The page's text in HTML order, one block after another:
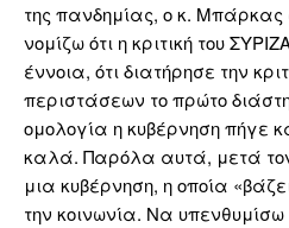
της πανδημίας, ο κ. Μπάρκας
νομίζω ότι η κριτική του
έννοια, ότι διατήρησε την
περιστάσεων το πρώτο
ομολογία η κυβέρνηση πήγε
καλά. Παρόλα αυτά, μετά
μια κυβέρνηση, η οποία
την κοινωνία. Να υπενθυμίσω